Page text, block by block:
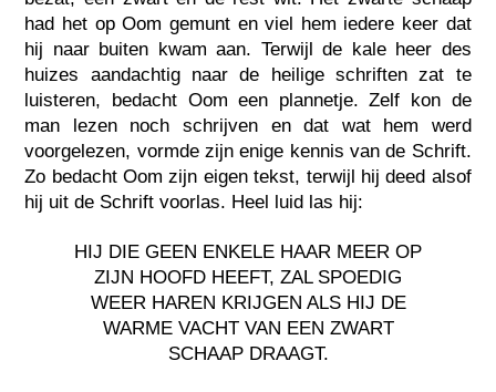
had het op Oom gemunt en viel hem iedere keer dat
hij naar buiten kwam aan. Terwijl de kale heer des
huizes aandachtig naar de heilige schriften zat te
luisteren, bedacht Oom een plannetje. Zelf kon de
man lezen noch schrijven en dat wat hem werd
voorgelezen, vormde zijn enige kennis van de Schrift.
Zo bedacht Oom zijn eigen tekst, terwijl hij deed alsof
hij uit de Schrift voorlas. Heel luid las hij:
HIJ DIE GEEN ENKELE HAAR MEER OP
ZIJN HOOFD HEEFT, ZAL SPOEDIG
WEER HAREN KRIJGEN ALS HIJ DE
WARME VACHT VAN EEN ZWART
SCHAAP DRAAGT.